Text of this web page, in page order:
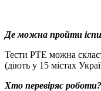
Де можна пройти
Тести PTE можна
(діють у 15 містах
Хто перевіряє роботи?